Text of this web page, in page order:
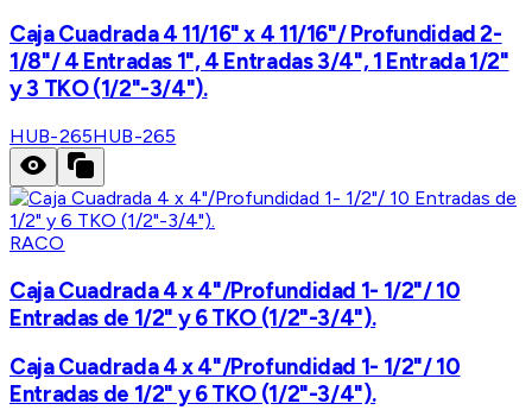
Caja Cuadrada 4 11/16" x 4 11/16"/ Profundidad 2-
1/8"/ 4 Entradas 1", 4 Entradas 3/4", 1 Entrada 1/2"
y 3 TKO (1/2"-3/4").
HUB-265HUB-265
RACO
Caja Cuadrada 4 x 4"/Profundidad 1- 1/2"/ 10
Entradas de 1/2" y 6 TKO (1/2"-3/4").
Caja Cuadrada 4 x 4"/Profundidad 1- 1/2"/ 10
Entradas de 1/2" y 6 TKO (1/2"-3/4").